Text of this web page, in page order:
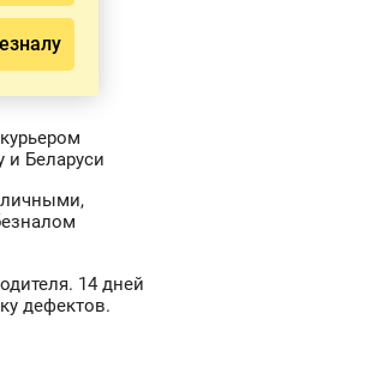
и Беларуси
14 дней
дефектов.